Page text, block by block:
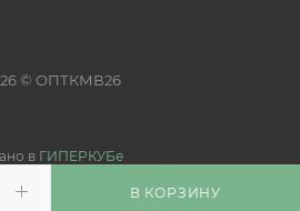
В КОРЗИНУ
© ОПТКМВ26
в ГИПЕРКУБе